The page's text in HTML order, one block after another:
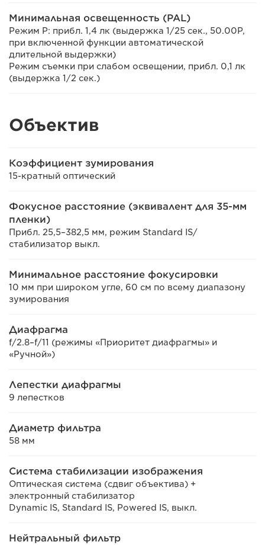
Минимальная освещенность (PAL)
Режим P: прибл. 1,4 лк (выдержка 1/25 сек., 50.00P,
при включенной функции автоматической
длительной выдержки)
Режим съемки при слабом освещении, прибл. 0,1 лк
(выдержка 1/2 сек.)
Объектив
Коэффициент зумирования
15-кратный оптический
Фокусное расстояние (эквивалент для 35-мм
пленки)
Прибл. 25,5–382,5 мм, режим Standard IS/
стабилизатор выкл.
Минимальное расстояние фокусировки
10 мм при широком угле, 60 см по всему диапазону
зумирования
Диафрагма
f/2.8–f/11 (режимы «Приоритет диафрагмы» и
«Ручной»)
Лепестки диафрагмы
9 лепестков
Диаметр фильтра
58 мм
Система стабилизации изображения
Оптическая система (сдвиг объектива) +
электронный стабилизатор
Dynamic IS, Standard IS, Powered IS, выкл.
Нейтральный фильтр